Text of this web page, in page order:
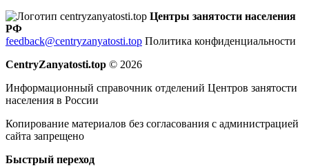
Центры занятости населения
РФ
feedback@centryzanyatosti.top Политика конфиденциальности
CentryZanyatosti.top © 2026
Информационный справочник отделений Центров занятости
населения в России
Копирование материалов без согласования с администрацией
сайта запрещено
Быстрый переход